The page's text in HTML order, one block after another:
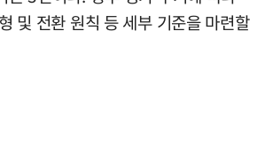
및 전환 원칙 등 세부 기준을 마련할